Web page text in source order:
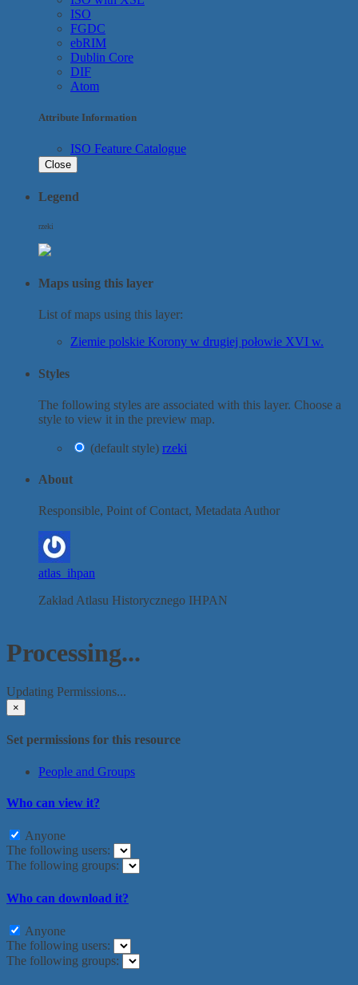
ISO
FGDC
ebRIM
Dublin Core
DIF
Atom
Attribute Information
ISO Feature Catalogue
Close
Legend
rzeki
Maps using this layer
List of maps using this layer:
Ziemie polskie Korony w drugiej połowie XVI w.
Styles
The following styles are associated with this layer. Choose a
style to view it in the preview map.
(default style) rzeki
About
Responsible, Point of Contact, Metadata Author
atlas_ihpan
Zakład Atlasu Historycznego IHPAN
Processing...
Updating Permissions...
×
Set permissions for this resource
People and Groups
Who can view it?
Anyone
The following users:
The following groups:
Who can download it?
Anyone
The following users:
The following groups: